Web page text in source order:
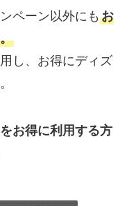
ペーン以外にも お
し、お得にディズ
をお得に利用する方